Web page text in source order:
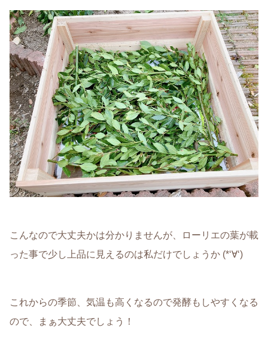
こんなので大丈夫かは分かりませんが、ローリエの葉が載
った事で少し上品に見えるのは私だけでしょうか (*‘∀‘)
これからの季節、気温も高くなるので発酵もしやすくなる
ので、まぁ大丈夫でしょう！